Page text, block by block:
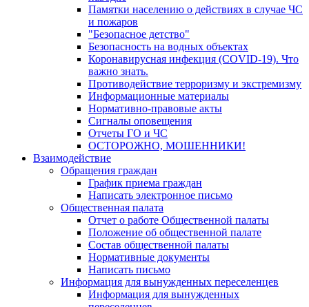
Памятки населению о действиях в случае ЧС
и пожаров
"Безопасное детство"
Безопасность на водных объектах
Коронавирусная инфекция (COVID-19). Что
важно знать.
Противодействие терроризму и экстремизму
Информационные материалы
Нормативно-правовые акты
Сигналы оповещения
Отчеты ГО и ЧС
ОСТОРОЖНО, МОШЕННИКИ!
Взаимодействие
Обращения граждан
График приема граждан
Написать электронное письмо
Общественная палата
Отчет о работе Общественной палаты
Положение об общественной палате
Состав общественной палаты
Нормативные документы
Написать письмо
Информация для вынужденных переселенцев
Информация для вынужденных